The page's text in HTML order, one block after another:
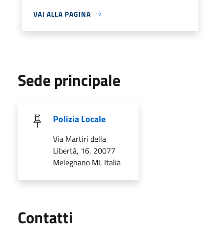
VAI ALLA PAGINA
Sede principale
Polizia Locale
Via Martiri della
Libertà, 16, 20077
Melegnano MI, Italia
Contatti